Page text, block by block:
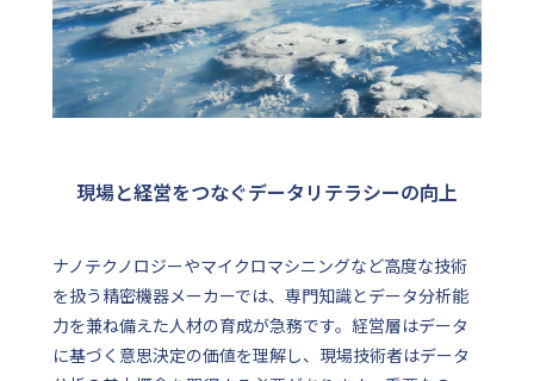
現場と経営をつなぐデータリテラシーの向上
ナノテクノロジーやマイクロマシニングなど高度な技術
を扱う精密機器メーカーでは、専門知識とデータ分析能
力を兼ね備えた人材の育成が急務です。経営層はデータ
に基づく意思決定の価値を理解し、現場技術者はデータ